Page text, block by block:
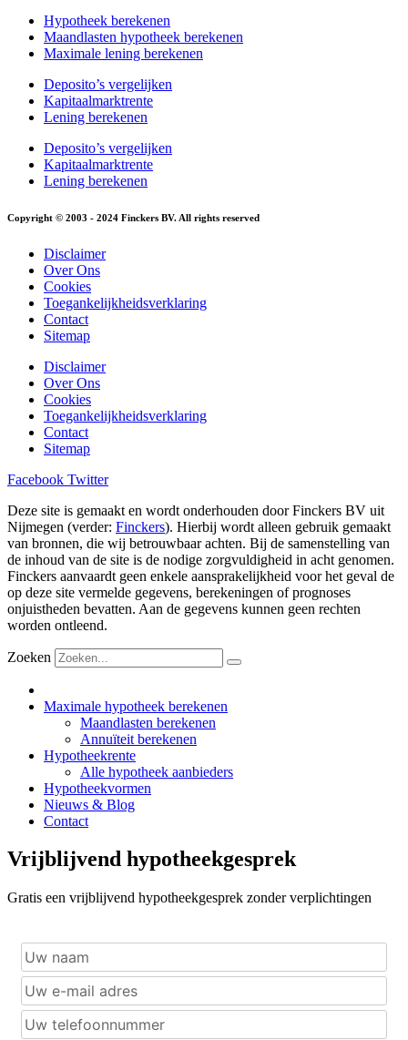
Hypotheek berekenen
Maandlasten hypotheek berekenen
Maximale lening berekenen
Deposito’s vergelijken
Kapitaalmarktrente
Lening berekenen
Deposito’s vergelijken
Kapitaalmarktrente
Lening berekenen
Copyright © 2003 - 2024 Finckers BV. All rights reserved
Disclaimer
Over Ons
Cookies
Toegankelijkheidsverklaring
Contact
Sitemap
Disclaimer
Over Ons
Cookies
Toegankelijkheidsverklaring
Contact
Sitemap
Facebook Twitter
Deze site is gemaakt en wordt onderhouden door Finckers BV uit
Nijmegen (verder: Finckers). Hierbij wordt alleen gebruik gemaakt
van bronnen, die wij betrouwbaar achten. Bij de samenstelling van
de inhoud van de site is de nodige zorgvuldigheid in acht genomen.
Finckers aanvaardt geen enkele aansprakelijkheid voor het geval de
op deze site vermelde gegevens, berekeningen of prognoses
onjuistheden bevatten. Aan de gegevens kunnen geen rechten
worden ontleend.
Zoeken
Maximale hypotheek berekenen
Maandlasten berekenen
Annuïteit berekenen
Hypotheekrente
Alle hypotheek aanbieders
Hypotheekvormen
Nieuws & Blog
Contact
Vrijblijvend hypotheekgesprek
Gratis een vrijblijvend hypotheekgesprek zonder verplichtingen